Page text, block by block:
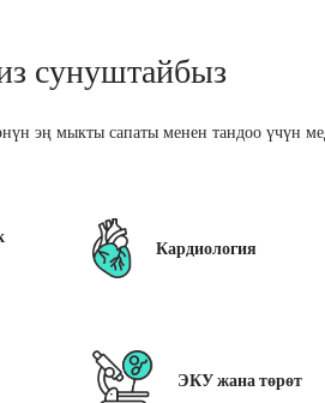
сунуштайбыз
эң мыкты сапаты менен тандоо үчүн
Кардиология
ЭКУ жана төрөт